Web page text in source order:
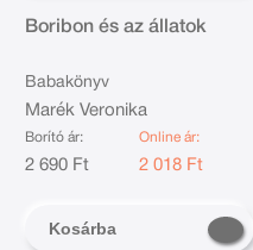
Boribon és az állatok
Babakönyv
Marék Veronika
Borító ár:
2 690 Ft
Online ár:
2 018 Ft
Kosárba